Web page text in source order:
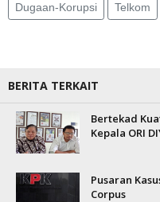
Dugaan-Korupsi Telkom
BERITA TERKAIT
Bertekad
Kepala ORI
Pusaran
Corpus